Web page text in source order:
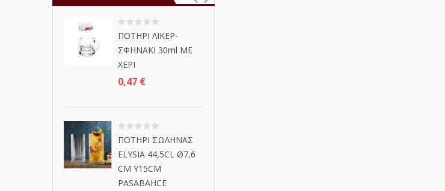
ΠΟΤΗΡΙ ΛΙΚΕΡ-
ΣΦΗΝΑΚΙ 30ml ΜΕ
ΧΕΡΙ
0,47 €
ΠΟΤΗΡΙ ΣΩΛΗΝΑΣ
ELYSIA 44,5CL Ø7,6
CM Y15CM
PASABAHCE